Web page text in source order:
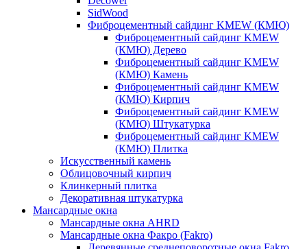
SidWood
Фиброцементный сайдинг KMEW (КМЮ)
Фиброцементный сайдинг KMEW
(КМЮ) Дерево
Фиброцементный сайдинг KMEW
(КМЮ) Камень
Фиброцементный сайдинг KMEW
(КМЮ) Кирпич
Фиброцементный сайдинг KMEW
(КМЮ) Штукатурка
Фиброцементный сайдинг KMEW
(КМЮ) Плитка
Искусственный камень
Облицовочный кирпич
Клинкерный плитка
Декоративная штукатурка
Мансардные окна
Мансардные окна AHRD
Мансардные окна Факро (Fakro)